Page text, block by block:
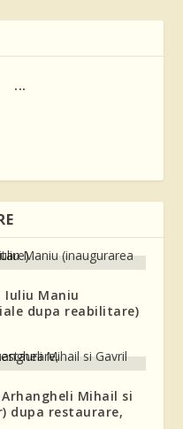
...
Iuliu Maniu
dupa reabilitare)
Mihail si
dupa restaurare,